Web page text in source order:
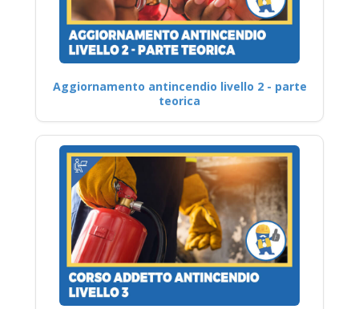
Aggiornamento antincendio livello 2 - parte
teorica